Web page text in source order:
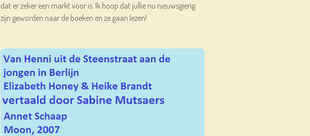
dat er zeker een markt voor is. Ik hoop dat jullie nu nieuwsgierig
zijn geworden naar de boeken en ze gaan lezen!